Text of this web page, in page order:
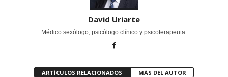
David Uriarte
Médico sexólogo, psicólogo clínico y psicoterapeuta.
ARTÍCULOS RELACIONADOS MÁS DEL AUTOR